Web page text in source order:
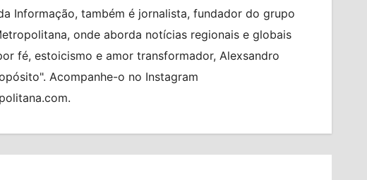
Informação, também é jornalista, fundador do grupo
onde aborda notícias regionais e globais
fé, estoicismo e amor transformador, Alexsandro
Acompanhe-o no Instagram
HORÓSCOPO